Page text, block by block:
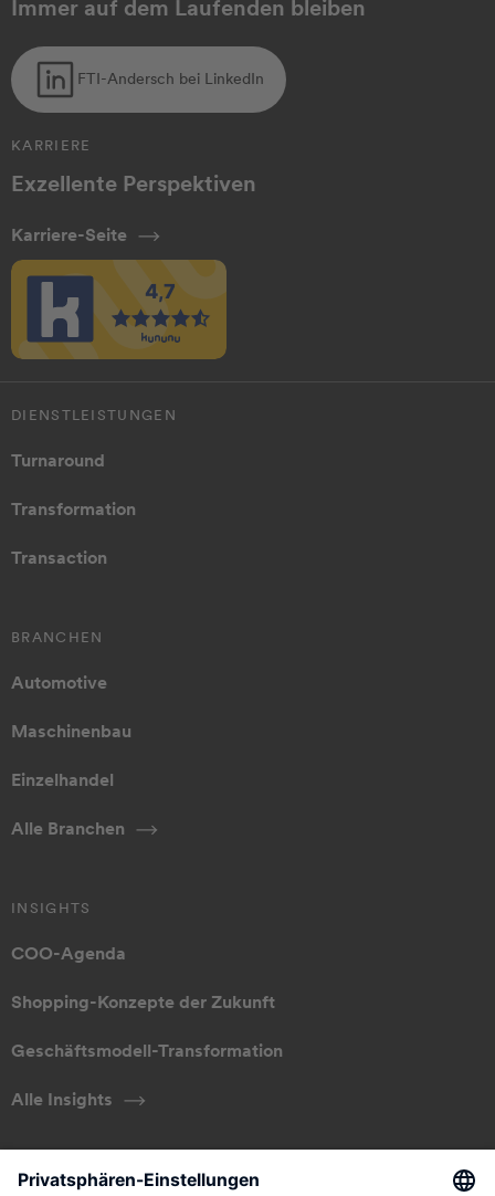
Immer auf dem Laufenden bleiben
FTI-Andersch bei LinkedIn
KARRIERE
Exzellente Perspektiven
Karriere-Seite
DIENSTLEISTUNGEN
Turnaround
Transformation
Transaction
BRANCHEN
Automotive
Maschinenbau
Einzelhandel
Alle Branchen
INSIGHTS
COO-Agenda
Shopping-Konzepte der Zukunft
Geschäftsmodell-Transformation
Alle Insights
ÜBER UNS